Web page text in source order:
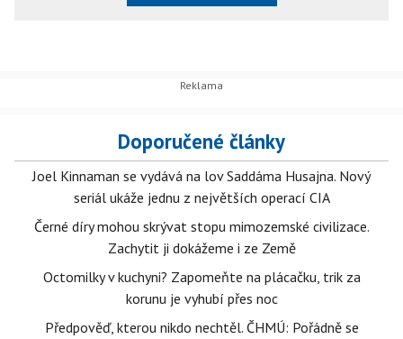
Doporučené články
Joel Kinnaman se vydává na lov Saddáma Husajna. Nový
seriál ukáže jednu z největších operací CIA
Černé díry mohou skrývat stopu mimozemské civilizace.
Zachytit ji dokážeme i ze Země
Octomilky v kuchyni? Zapomeňte na plácačku, trik za
korunu je vyhubí přes noc
Předpověď, kterou nikdo nechtěl. ČHMÚ: Pořádně se